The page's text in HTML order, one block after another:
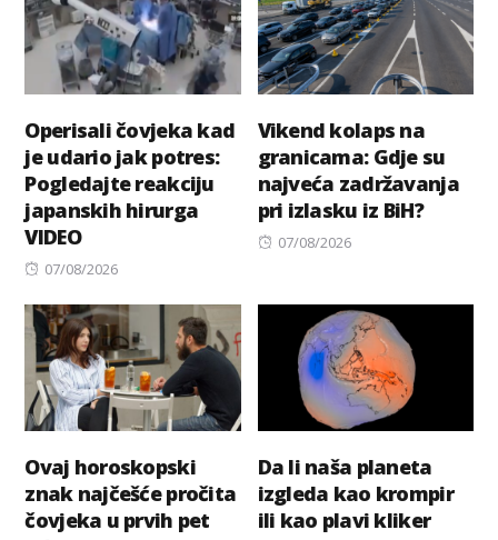
Operisali čovjeka kad
je udario jak potres:
Pogledajte reakciju
japanskih hirurga
VIDEO
Posted
07/08/2026
Vikend kolaps na
granicama: Gdje su
najveća zadržavanja
pri izlasku iz BiH?
Posted
07/08/2026
Ovaj horoskopski
znak najčešće pročita
čovjeka u prvih pet
Da li naša planeta
izgleda kao krompir
ili kao plavi kliker